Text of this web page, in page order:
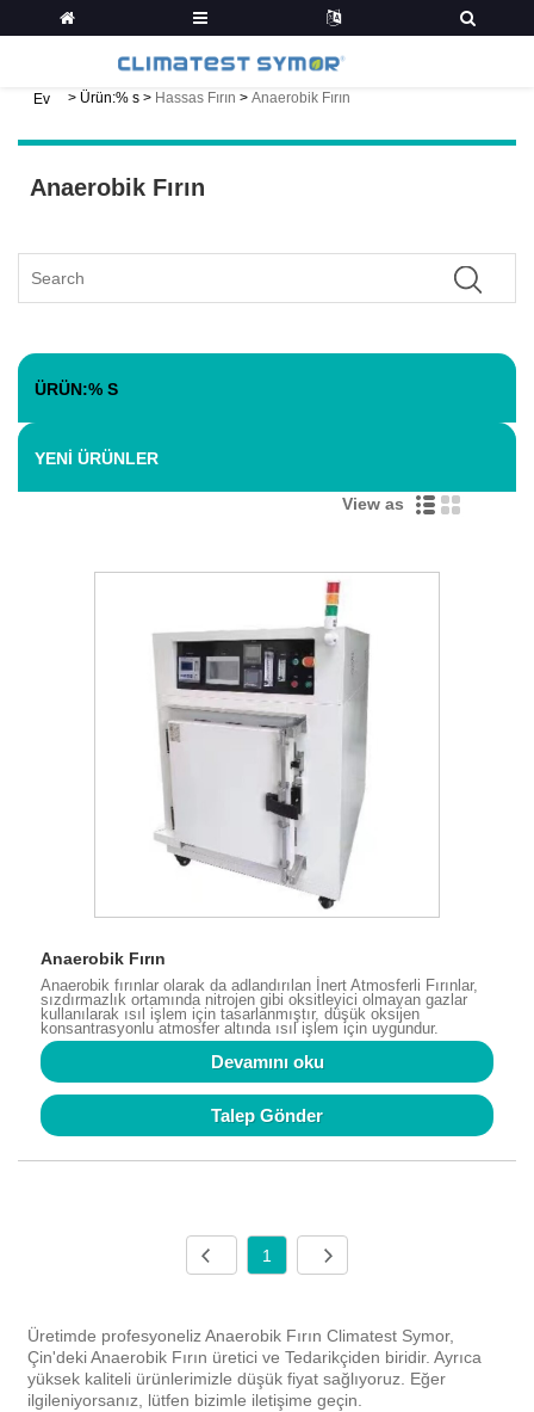
Ev > Ürün:% s > Hassas Fırın > Anaerobik Fırın
Anaerobik Fırın
ÜRÜN:% S
YENI ÜRÜNLER
View as
Anaerobik Fırın
Anaerobik fırınlar olarak da adlandırılan İnert Atmosferli Fırınlar,
sızdırmazlık ortamında nitrojen gibi oksitleyici olmayan gazlar
kullanılarak ısıl işlem için tasarlanmıştır, düşük oksijen
konsantrasyonlu atmosfer altında ısıl işlem için uygundur.
Devamını oku
Talep Gönder
1
Üretimde profesyoneliz Anaerobik Fırın Climatest Symor,
Çin'deki Anaerobik Fırın üretici ve Tedarikçiden biridir. Ayrıca
yüksek kaliteli ürünlerimizle düşük fiyat sağlıyoruz. Eğer
ilgileniyorsanız, lütfen bizimle iletişime geçin.